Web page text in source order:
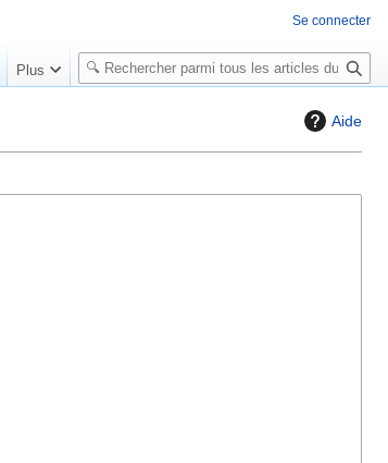
Aide
Se connecter
Plus
R
e
e